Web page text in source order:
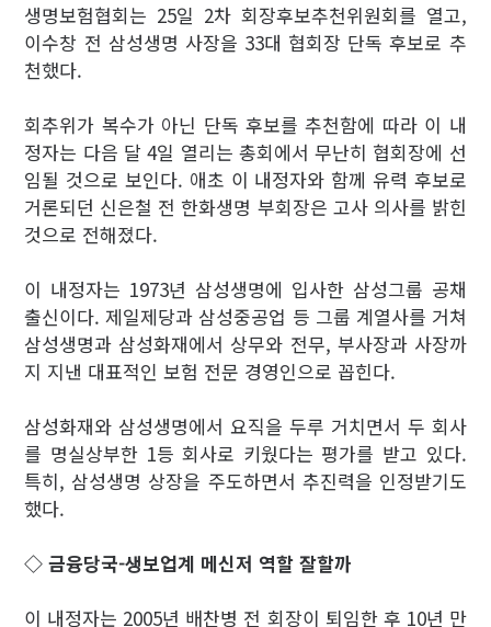
생명보험협회는 25일 2차 회장후보추천위원회를 열고,
이수창 전 삼성생명 사장을 33대 협회장 단독 후보로 추
천했다.
회추위가 복수가 아닌 단독 후보를 추천함에 따라 이 내
정자는 다음 달 4일 열리는 총회에서 무난히 협회장에 선
임될 것으로 보인다. 애초 이 내정자와 함께 유력 후보로
거론되던 신은철 전 한화생명 부회장은 고사 의사를 밝힌
것으로 전해졌다.
이 내정자는 1973년 삼성생명에 입사한 삼성그룹 공채
출신이다. 제일제당과 삼성중공업 등 그룹 계열사를 거쳐
삼성생명과 삼성화재에서 상무와 전무, 부사장과 사장까
지 지낸 대표적인 보험 전문 경영인으로 꼽힌다.
삼성화재와 삼성생명에서 요직을 두루 거치면서 두 회사
를 명실상부한 1등 회사로 키웠다는 평가를 받고 있다.
특히, 삼성생명 상장을 주도하면서 추진력을 인정받기도
했다.
◇ 금융당국-생보업계 메신저 역할 잘할까
이 내정자는 2005년 배찬병 전 회장이 퇴임한 후 10년 만